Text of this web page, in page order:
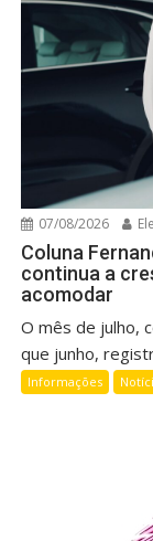
07/08/2026
Coluna
continua a
acomodar
O mês de julho,
que junho,
Informações